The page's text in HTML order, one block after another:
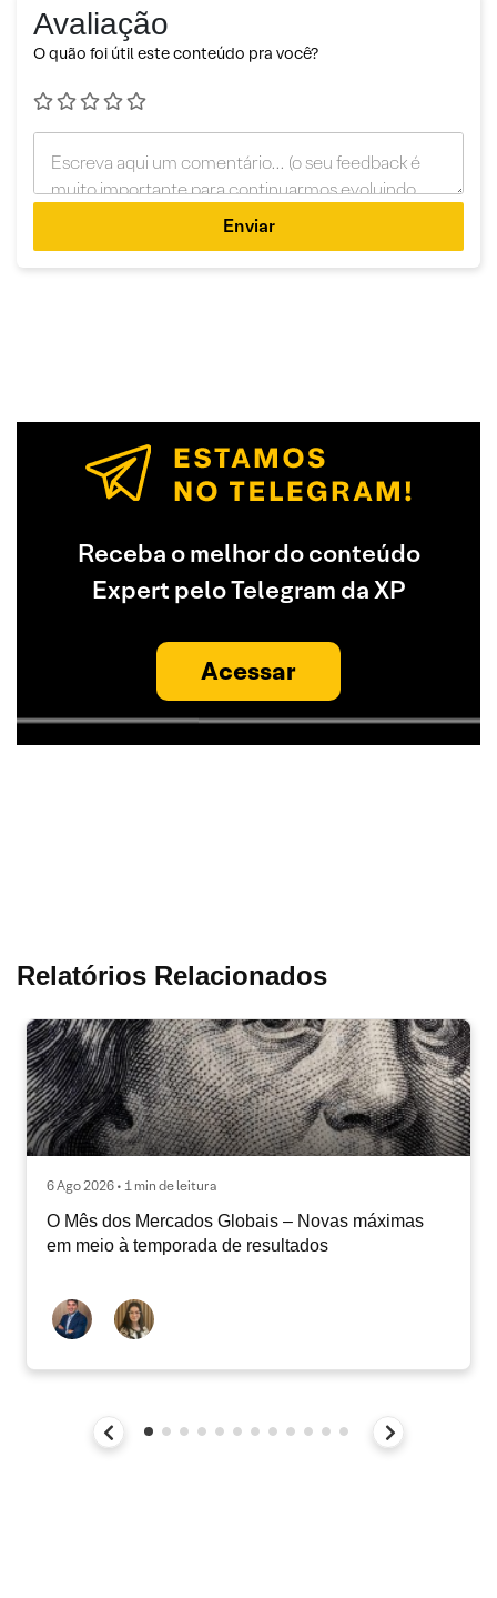
Avaliação
O quão foi útil este conteúdo pra você?
Enviar
Receba o melhor do conteúdo
Expert pelo Telegram da XP
Acessar
Relatórios Relacionados
6 Ago 2026 • 1 min de leitura
O Mês dos Mercados Globais – Novas máximas
em meio à temporada de resultados